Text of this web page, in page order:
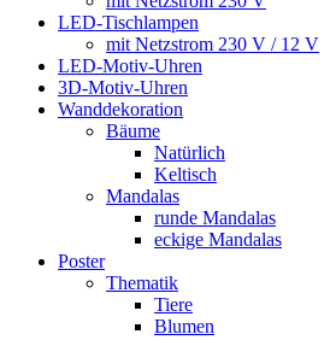
LED-Tischlampen
mit Netzstrom 230 V / 12 V
LED-Motiv-Uhren
3D-Motiv-Uhren
Wanddekoration
Bäume
Natürlich
Keltisch
Mandalas
runde Mandalas
eckige Mandalas
Poster
Thematik
Tiere
Blumen